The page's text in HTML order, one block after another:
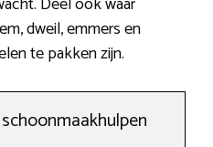
dweil, emmers en
te pakken zijn.